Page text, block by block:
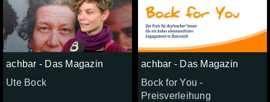
achbar - Das Magazin
Ute Bock
achbar - Das Magazin
Bock for You -
Preisverleihung